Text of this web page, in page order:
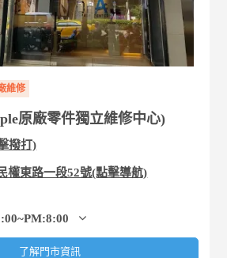
維修
原廠零件獨立維修中心)
撥打)
權東路一段52號(點擊導航)
了解門市資訊